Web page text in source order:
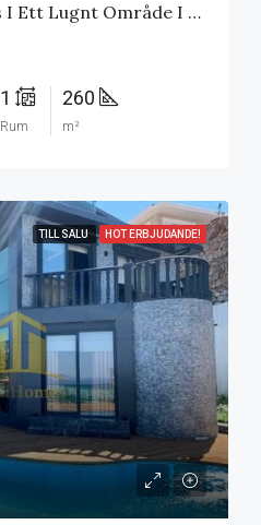
Modernt Stilfullt Hus I Ett Lugnt Område I Avsallar Alanya
1
Rum
260
m²
TILL SALU HOT ERBJUDANDE!